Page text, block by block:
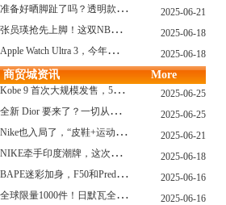
准
备好晒脚趾了吗？透明款 AF1 要回归了 2025-06-21
张
员瑛抢先上脚！这双NB一看就要火 2025-06-18
A
pple Watch Ultra 3，今年秋天真的要来了？ 2025-06-18
商贸城资讯 More
K
obe 9 首次大规模发售，5双科比新款将同时上线！ 2025-06-25
全
新 Dior 要来了？一切从这只托特包开始说起！ 2025-06-25
N
ike也入局了，“皮鞋+运动鞋”风潮，你喜欢哪一款？ 2025-06-21
N
IKE牵手印度潮牌，这次真的不一样 2025-06-18
B
APE迷彩加身，F50和Predator迎来全新联名 2025-06-16
全
球限量1000件！日默瓦全新多功能设计凳来了 2025-06-16